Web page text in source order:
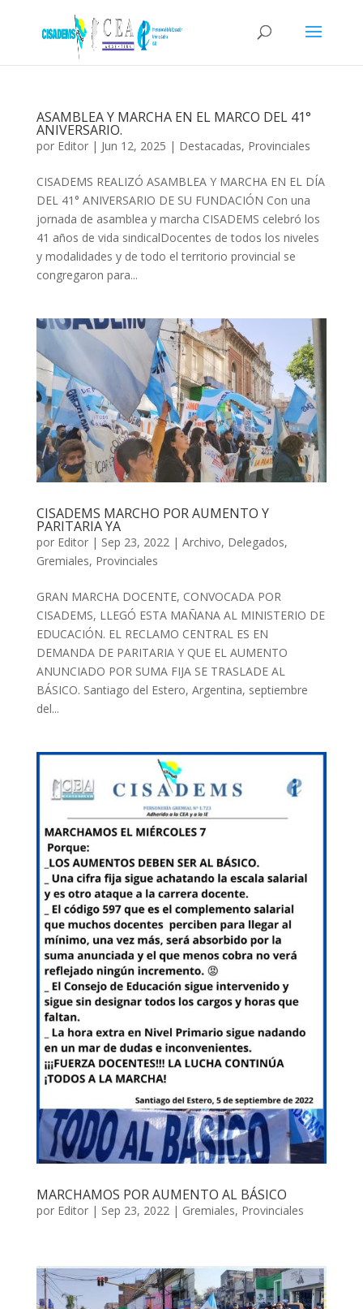
ASAMBLEA Y MARCHA EN EL MARCO DEL 41°
ANIVERSARIO.
por Editor| Jun 12, 2025 | Destacadas, Provinciales
CISADEMS REALIZÓ ASAMBLEA Y MARCHA EN EL DÍA
DEL 41° ANIVERSARIO DE SU FUNDACIÓN Con una
jornada de asamblea y marcha CISADEMS celebró los
41 años de vida sindicalDocentes de todos los niveles
y modalidades y de todo el territorio provincial se
congregaron para...
CISADEMS MARCHO POR AUMENTO Y
PARITARIA YA
por Editor| Sep 23, 2022 | Archivo, Delegados,
Gremiales, Provinciales
GRAN MARCHA DOCENTE, CONVOCADA POR
CISADEMS, LLEGÓ ESTA MAÑANA AL MINISTERIO DE
EDUCACIÓN. EL RECLAMO CENTRAL ES EN
DEMANDA DE PARITARIA Y QUE EL AUMENTO
ANUNCIADO POR SUMA FIJA SE TRASLADE AL
BÁSICO. Santiago del Estero, Argentina, septiembre
del...
MARCHAMOS POR AUMENTO AL BÁSICO
por Editor| Sep 23, 2022 | Gremiales, Provinciales